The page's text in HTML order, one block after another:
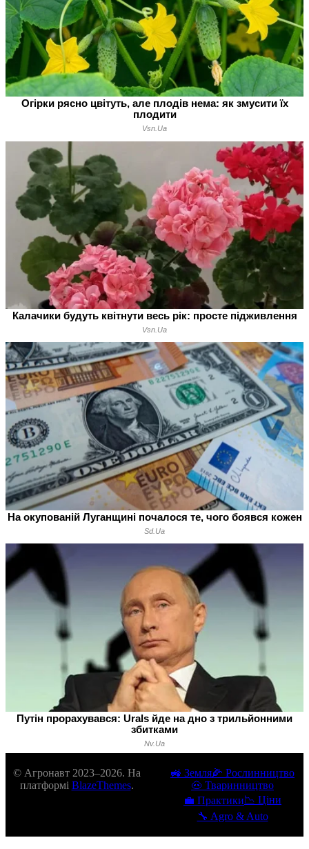
© Агронавт 2023–2026. На
платформі BlazeThemes.
🚜 Земля🌽 Рослинництво
🐽 Тваринництво
💼 Практики📉 Ціни
🔧 Agro & Auto